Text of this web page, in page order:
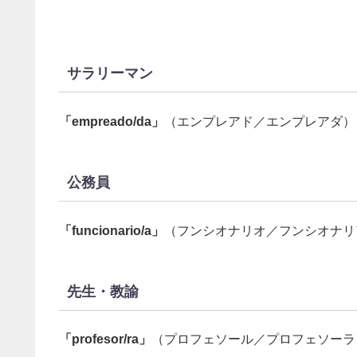
サラリーマン
「empreado/da」 （エンプレアド／エンプレアダ）
公務員
「funcionario/a」 （フンシオナリオ／フンシオナ
先生・教諭
「profesor/ra」 （プロフェソール／プロフェソー